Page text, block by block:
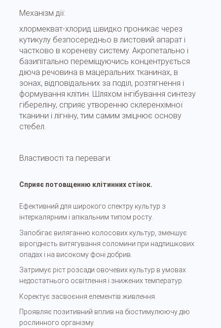
Механізм дії:
хлормекват-хлорид швидко проникає через
кутикулу безпосередньо в листовий апарат і
частково в кореневу систему. Акропетально і
базипітально переміщуючись концентрується
діюча речовина в мацеральних тканинах, в
зонах, відповідальних за поділ, розтягнення і
формування клітин. Шляхом інгібування синтезу
гібереліну, сприяє утворенню склеренхімної
тканини і лігніну, тим самим зміцнює основу
стебел.
Властивості та переваги:
Сприяє потовщенню клітинних стінок.
Ефективний для широкого спектру культур з
інтеркалярним і апікальним типом росту.
Запобігає виляганню колосових культур, зменшує
вірогідність витягування соломини при надлишкових
опадах і на високому фоні добрив.
Затримує ріст розсади овочевих культур в умовах
недостатнього освітлення і знижених температур.
Коректує засвоєння елементів живлення.
Проявляє позитивний вплив на біостимулюючу дію
рослинного організму.